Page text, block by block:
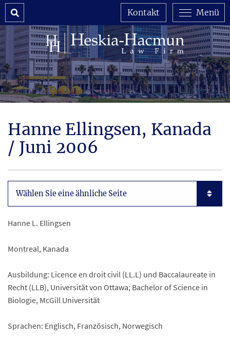
Search Menü
Kontakt
Hanne Ellingsen, Kanada
/ Juni 2006
Hanne L. Ellingsen
Montreal, Kanada
Ausbildung: Licence en droit civil (LL.L) und Baccalaureate in
Recht (LLB), Universität von Ottawa; Bachelor of Science in
Biologie, McGill Universität
Sprachen: Englisch, Französisch, Norwegisch